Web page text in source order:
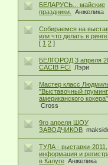
БЕЛАРУСЬ... майские
праздники.
Анжелика
Собираемся на
или что делать в ринге.
[ 1 2 ]
БЕЛГОРОД 3 апреля
CACIB FCI
Лэри
Мастер класс
"Выставочный груминг
американского кокера"
Cross
9го апреля ШОУ
ЗАВОДЧИКОВ
ТУЛА - выставки-2011,
информация и
в Калуге Анжелика